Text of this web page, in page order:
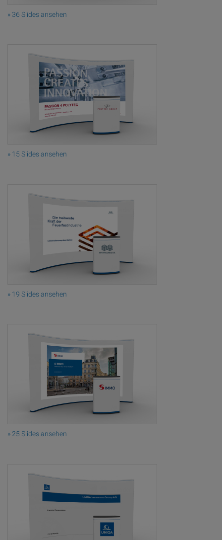
» 36 Slides ansehen
» 15 Slides ansehen
» 19 Slides ansehen
» 25 Slides ansehen